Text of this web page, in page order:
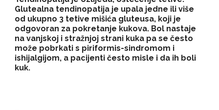
Glutealna tendinopatija je upala jedne ili više
od ukupno 3 tetive mišića gluteusa, koji je
odgovoran za pokretanje kukova. Bol nastaje
na vanjskoj i stražnjoj strani kuka pa se često
može pobrkati s piriformis-sindromom i
ishijalgijom, a pacijenti često misle i da ih boli
kuk.